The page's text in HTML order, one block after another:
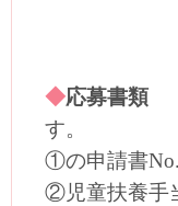
◆応募
す。
①の申請書
②児童扶養手